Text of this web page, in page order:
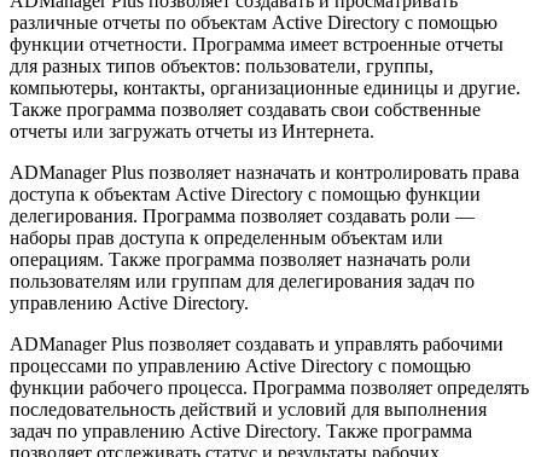
различные отчеты по объектам Active Directory с помощью
функции отчетности. Программа имеет встроенные отчеты
для разных типов объектов: пользователи, группы,
компьютеры, контакты, организационные единицы и другие.
Также программа позволяет создавать свои собственные
отчеты или загружать отчеты из Интернета.
ADManager Plus позволяет назначать и контролировать права
доступа к объектам Active Directory с помощью функции
делегирования. Программа позволяет создавать роли —
наборы прав доступа к определенным объектам или
операциям. Также программа позволяет назначать роли
пользователям или группам для делегирования задач по
управлению Active Directory.
ADManager Plus позволяет создавать и управлять рабочими
процессами по управлению Active Directory с помощью
функции рабочего процесса. Программа позволяет определять
последовательность действий и условий для выполнения
задач по управлению Active Directory. Также программа